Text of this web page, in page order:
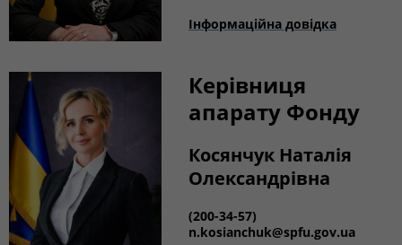
Інформаційна довідка
Керівниця
апарату Фонду
Косянчук Наталія
Олександрівна
(200-34-57)
n.kosianchuk@spfu.gov.ua